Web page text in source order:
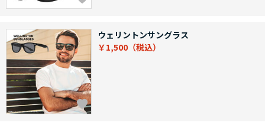
ウェリントンサングラス
￥1,500